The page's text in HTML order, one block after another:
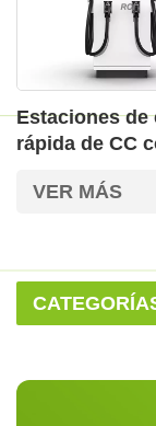
Estaciones de
rápida de CC
conector
vehículos
VER MÁS